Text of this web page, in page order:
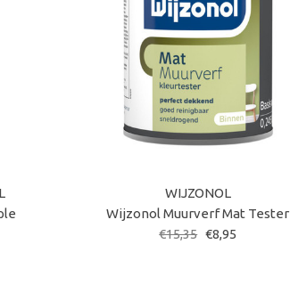
WIJZONOL
Wijzonol Muurverf Mat Tester
€15,35 €8,95